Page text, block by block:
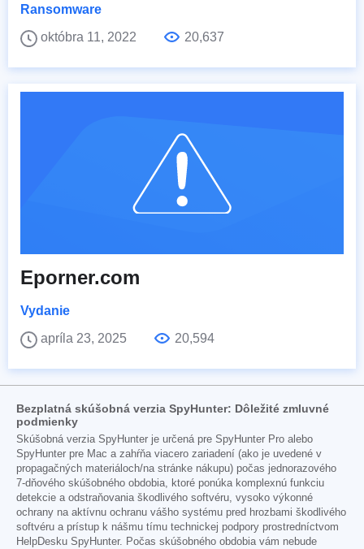
Ransomware
októbra 11, 2022
20,637
Eporner.com
Vydanie
apríla 23, 2025
20,594
Bezplatná skúšobná verzia SpyHunter: Dôležité zmluvné
podmienky
Skúšobná verzia SpyHunter je určená pre SpyHunter Pro alebo
SpyHunter pre Mac a zahŕňa viacero zariadení (ako je uvedené v
propagačných materiáloch/na stránke nákupu) počas jednorazového
7-dňového skúšobného obdobia, ktoré ponúka komplexnú funkciu
detekcie a odstraňovania škodlivého softvéru, vysoko výkonné
ochrany na aktívnu ochranu vášho systému pred hrozbami škodlivého
softvéru a prístup k nášmu tímu technickej podpory prostredníctvom
HelpDesku SpyHunter. Počas skúšobného obdobia vám nebude